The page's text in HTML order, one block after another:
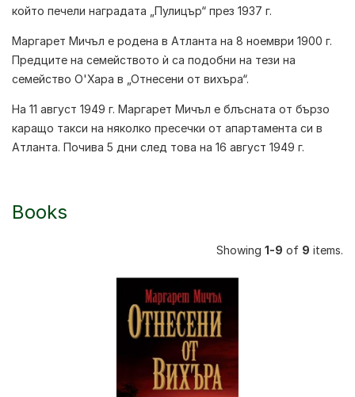
който печели наградата „Пулицър“ през 1937 г.
Маргарет Мичъл е родена в Атланта на 8 ноември 1900 г.
Предците на семейството ѝ са подобни на тези на
семейство О'Хара в „Отнесени от вихъра“.
На 11 август 1949 г. Маргарет Мичъл е блъсната от бързо
каращо такси на няколко пресечки от апартамента си в
Атланта. Почива 5 дни след това на 16 август 1949 г.
Books
Showing 1-9 of 9 items.